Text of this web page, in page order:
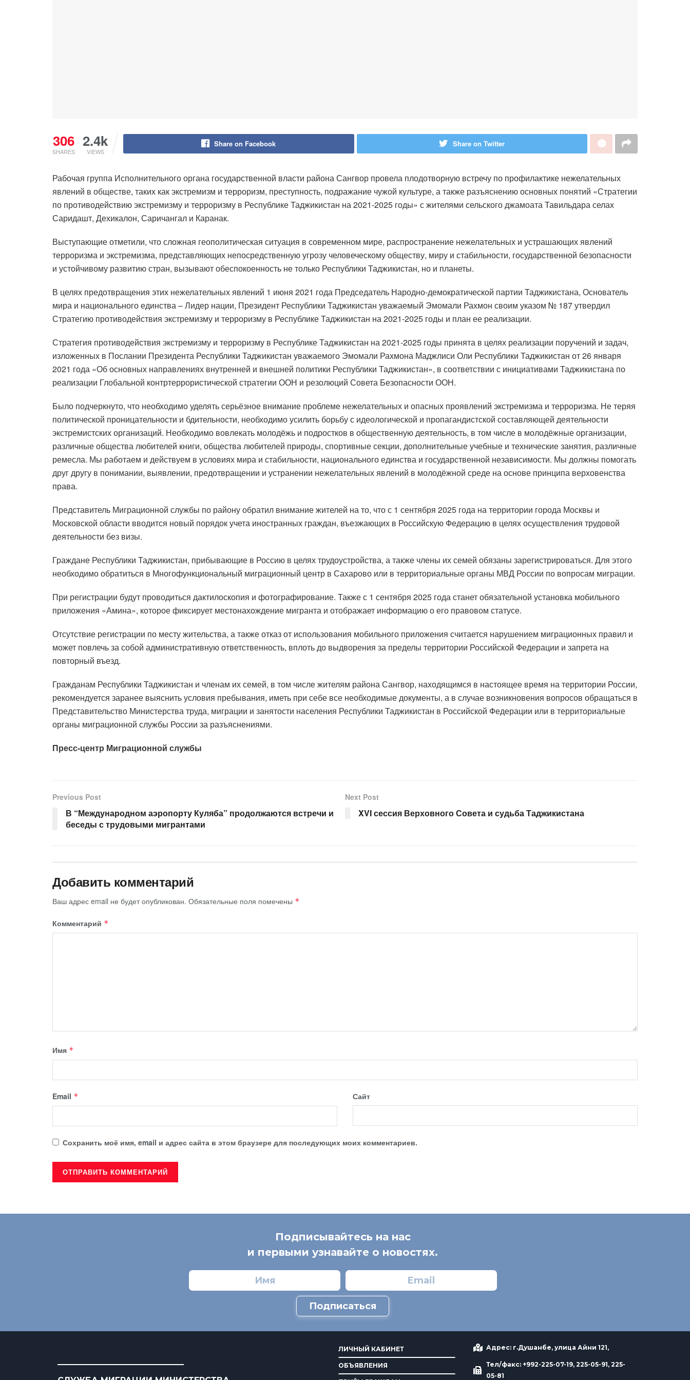
306
SHARES
2.4k
VIEWS
Share on Facebook Share on Twitter
Рабочая группа Исполнительного органа государственной власти района Сангвор провела плодотворную встречу по профилактике нежелательных
явлений в обществе, таких как экстремизм и терроризм, преступность, подражание чужой культуре, а также разъяснению основных понятий «Стратегии
по противодействию экстремизму и терроризму в Республике Таджикистан на 2021-2025 годы» с жителями сельского джамоата Тавильдара селах
Саридашт, Дехикалон, Саричангал и Каранак.
Выступающие отметили, что сложная геополитическая ситуация в современном мире, распространение нежелательных и устрашающих явлений
терроризма и экстремизма, представляющих непосредственную угрозу человеческому обществу, миру и стабильности, государственной безопасности
и устойчивому развитию стран, вызывают обеспокоенность не только Республики Таджикистан, но и планеты.
В целях предотвращения этих нежелательных явлений 1 июня 2021 года Председатель Народно-демократической партии Таджикистана, Основатель
мира и национального единства – Лидер нации, Президент Республики Таджикистан уважаемый Эмомали Рахмон своим указом № 187 утвердил
Стратегию противодействия экстремизму и терроризму в Республике Таджикистан на 2021-2025 годы и план ее реализации.
Стратегия противодействия экстремизму и терроризму в Республике Таджикистан на 2021-2025 годы принята в целях реализации поручений и задач,
изложенных в Послании Президента Республики Таджикистан уважаемого Эмомали Рахмона Маджлиси Оли Республики Таджикистан от 26 января
2021 года «Об основных направлениях внутренней и внешней политики Республики Таджикистан», в соответствии с инициативами Таджикистана по
реализации Глобальной контртеррористической стратегии ООН и резолюций Совета Безопасности ООН.
Было подчеркнуто, что необходимо уделять серьёзное внимание проблеме нежелательных и опасных проявлений экстремизма и терроризма. Не теряя
политической проницательности и бдительности, необходимо усилить борьбу с идеологической и пропагандистской составляющей деятельности
экстремистских организаций. Необходимо вовлекать молодёжь и подростков в общественную деятельность, в том числе в молодёжные организации,
различные общества любителей книги, общества любителей природы, спортивные секции, дополнительные учебные и технические занятия, различные
ремесла. Мы работаем и действуем в условиях мира и стабильности, национального единства и государственной независимости. Мы должны помогать
друг другу в понимании, выявлении, предотвращении и устранении нежелательных явлений в молодёжной среде на основе принципа верховенства
права.
Представитель Миграционной службы по району обратил внимание жителей на то, что с 1 сентября 2025 года на территории города Москвы и
Московской области вводится новый порядок учета иностранных граждан, въезжающих в Российскую Федерацию в целях осуществления трудовой
деятельности без визы.
Граждане Республики Таджикистан, прибывающие в Россию в целях трудоустройства, а также члены их семей обязаны зарегистрироваться. Для этого
необходимо обратиться в Многофункциональный миграционный центр в Сахарово или в территориальные органы МВД России по вопросам миграции.
При регистрации будут проводиться дактилоскопия и фотографирование. Также с 1 сентября 2025 года станет обязательной установка мобильного
приложения «Амина», которое фиксирует местонахождение мигранта и отображает информацию о его правовом статусе.
Отсутствие регистрации по месту жительства, а также отказ от использования мобильного приложения считается нарушением миграционных правил и
может повлечь за собой административную ответственность, вплоть до выдворения за пределы территории Российской Федерации и запрета на
повторный въезд.
Гражданам Республики Таджикистан и членам их семей, в том числе жителям района Сангвор, находящимся в настоящее время на территории России,
рекомендуется заранее выяснить условия пребывания, иметь при себе все необходимые документы, а в случае возникновения вопросов обращаться в
Представительство Министерства труда, миграции и занятости населения Республики Таджикистан в Российской Федерации или в территориальные
органы миграционной службы России за разъяснениями.
Пресс-центр Миграционной службы
Previous Post
В “Международном аэропорту Куляба” продолжаются встречи и
беседы с трудовыми мигрантами
Next Post
XVI сессия Верховного Совета и судьба Таджикистана
Добавить комментарий
Ваш адрес email не будет опубликован. Обязательные поля помечены *
Комментарий *
Имя *
Email * Сайт
Сохранить моё имя, email и адрес сайта в этом браузере для последующих моих комментариев.
Подписывайтесь на нас
и первыми узнавайте о новостях.
Подписаться
ЛИЧНЫЙ КАБИНЕТ
ОБЪЯВЛЕНИЯ
Адрес: г.Душанбе, улица Айни 121,
Тел/факс: +992-225-07-19, 225-05-91, 225-
05-81